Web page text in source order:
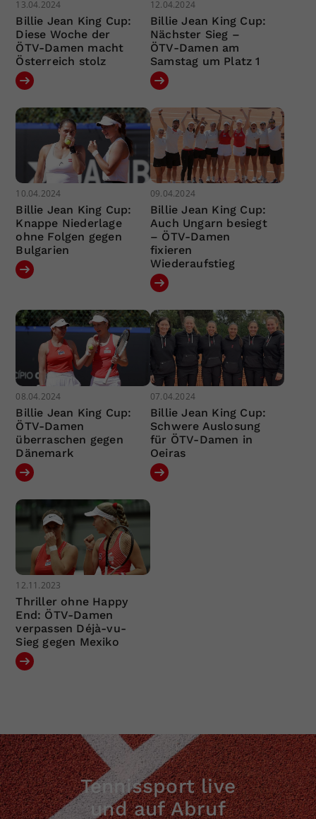
13.04.2024
Billie Jean King Cup:
Diese Woche der
ÖTV-Damen macht
Österreich stolz
12.04.2024
Billie Jean King Cup:
Nächster Sieg –
ÖTV-Damen am
Samstag um Platz 1
10.04.2024
Billie Jean King Cup:
Knappe Niederlage
ohne Folgen gegen
Bulgarien
09.04.2024
Billie Jean King Cup:
Auch Ungarn besiegt
– ÖTV-Damen
fixieren
Wiederaufstieg
08.04.2024
Billie Jean King Cup:
ÖTV-Damen
überraschen gegen
Dänemark
07.04.2024
Billie Jean King Cup:
Schwere Auslosung
für ÖTV-Damen in
Oeiras
12.11.2023
Thriller ohne Happy
End: ÖTV-Damen
verpassen Déjà-vu-
Sieg gegen Mexiko
Tennissport live
und auf Abruf